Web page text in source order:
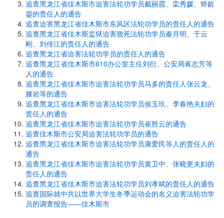
追查黑龙江省佳木斯市迫害法轮功学员戴丽霞、栾秀媛、矫龄
鋆的责任人的通告
追查迫害黑龙江省佳木斯市东风区法轮功学员的责任人的通告
追查黑龙江省佳木斯监狱迫害致死法轮功学员秦月明、于云
刚、刘传江的责任人的通告
追查黑龙江省迫害法轮功学员的责任人的通告
追查黑龙江省佳木斯市610办公室主任刘衍、公安局蒋志芳等
人的通告
追查黑龙江省佳木斯市迫害法轮功学员马多的责任人张云龙、
滕岩等的通告
追查黑龙江省佳木斯市迫害法轮功学员侯玉玖、李春艳夫妇的
责任人的通告
追查黑龙江省佳木斯市迫害法轮功学员崔胜云的通告
追查佳木斯市公安局迫害法轮功学员的通告
追查黑龙江省佳木斯市迫害法轮功学员康爱民等人的责任人的
通告
追查黑龙江省佳木斯市迫害法轮功学员黄卫中、张晓更夫妇的
责任人的通告
追查黑龙江省佳木斯市迫害法轮功学员刘孝斌的责任人的通告
追查国际就中共以世界大学生冬季运动会的名义迫害法轮功学
员的调查报告――佳木斯市